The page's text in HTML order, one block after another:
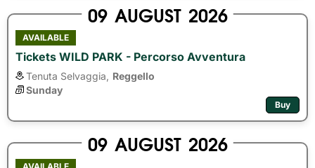
09 AUGUST 2026
AVAILABLE
Tickets WILD PARK - Percorso Avventura
Tenuta Selvaggia,
Reggello
Sunday
Buy
09 AUGUST 2026